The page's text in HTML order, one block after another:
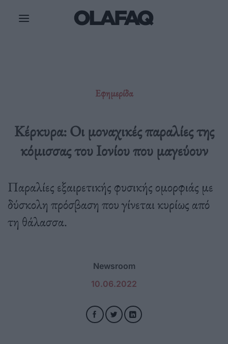
Εφημερίδα
Κέρκυρα: Οι μοναχικές παραλίες της
κόμισσας του Ιονίου που μαγεύουν
Παραλίες εξαιρετικής φυσικής ομορφιάς με
δύσκολη πρόσβαση που γίνεται κυρίως από
τη θάλασσα.
Newsroom
10.06.2022